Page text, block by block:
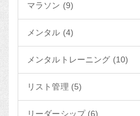
マラソン (9)
メンタル (4)
メンタルトレーニング (10)
リスト管理 (5)
リーダーシップ (6)